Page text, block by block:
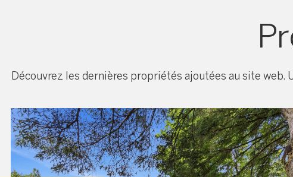
Découvrez les dernières propriétés ajoutées au site